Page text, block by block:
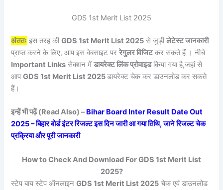
GDS 1st Merit List 2025
अंततः इस तरह कीGDS 1st Merit List 2025 से जुड़ीलेटेस्ट जानकारी
प्राप्त करने के लिए, आप इस वेबसाइट पररेगुलर विजिटकर सकते हैं । नीचे
Important Links सेक्शन मेंडायरेक्ट लिंक प्रोवाइडकिया गया है,जहां से
आपGDS 1st Merit List 2025डायरेक्ट चेक कर डाउनलोड कर सकते
हैं।
इन्हें भी पढ़ें (Read Also) –Bihar Board Inter Result Date Out
2025 – बिहार बोर्ड इंटर रिजल्ट इस दिन जारी आ गया तिथि, जाने रिजल्ट चेक
प्रक्रिया और पूरी जानकारी
How to Check And Download For GDS 1st Merit List
2025?
स्टेप बाय स्टेप ऑनलाइनGDS 1st Merit List 2025 चेक एवं डाउनलोड